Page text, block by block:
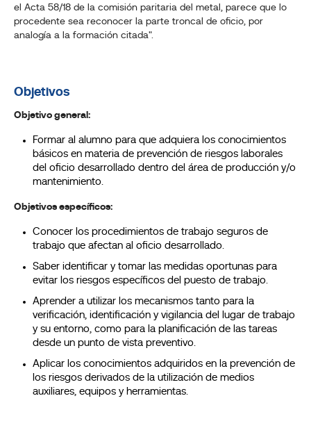
el Acta 58/18 de la comisión paritaria del metal, parece que lo
procedente sea reconocer la parte troncal de oficio, por
analogía a la formación citada".
Objetivos
Objetivo general:
Formar al alumno para que adquiera los conocimientos
básicos en materia de prevención de riesgos laborales
del oficio desarrollado dentro del área de producción y/o
mantenimiento.
Objetivos específicos:
Conocer los procedimientos de trabajo seguros de
trabajo que afectan al oficio desarrollado.
Saber identificar y tomar las medidas oportunas para
evitar los riesgos específicos del puesto de trabajo.
Aprender a utilizar los mecanismos tanto para la
verificación, identificación y vigilancia del lugar de trabajo
y su entorno, como para la planificación de las tareas
desde un punto de vista preventivo.
Aplicar los conocimientos adquiridos en la prevención de
los riesgos derivados de la utilización de medios
auxiliares, equipos y herramientas.